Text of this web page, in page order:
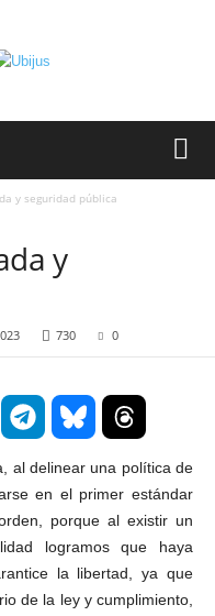
y seguridad pública
y
730 0
al delinear una política de
en el primer estándar
porque al existir un
logramos que haya
la libertad, ya que
de la ley y cumplimiento,